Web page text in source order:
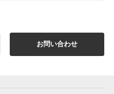
お問い合わせ